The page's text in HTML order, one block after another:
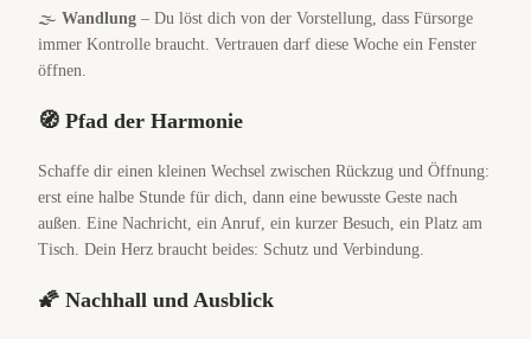
🌫️ Wandlung – Du löst dich von der Vorstellung, dass Fürsorge
immer Kontrolle braucht. Vertrauen darf diese Woche ein Fenster
öffnen.
🧭 Pfad der Harmonie
Schaffe dir einen kleinen Wechsel zwischen Rückzug und Öffnung:
erst eine halbe Stunde für dich, dann eine bewusste Geste nach
außen. Eine Nachricht, ein Anruf, ein kurzer Besuch, ein Platz am
Tisch. Dein Herz braucht beides: Schutz und Verbindung.
🌠 Nachhall und Ausblick